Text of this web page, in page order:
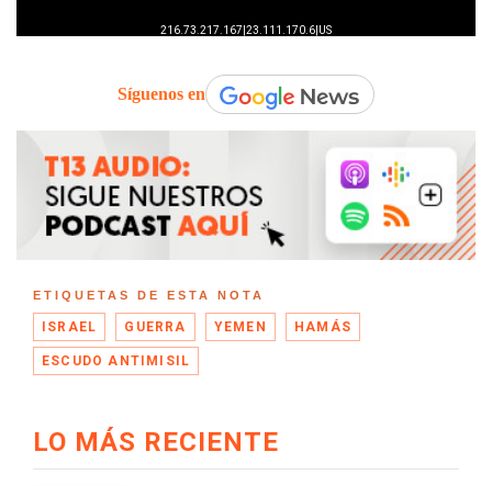
Síguenos en
ETIQUETAS DE ESTA NOTA
ISRAEL GUERRA YEMEN HAMÁS
ESCUDO ANTIMISIL
LO MÁS RECIENTE